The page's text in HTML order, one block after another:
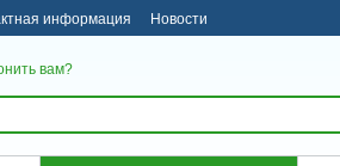
информация Новости
вам?